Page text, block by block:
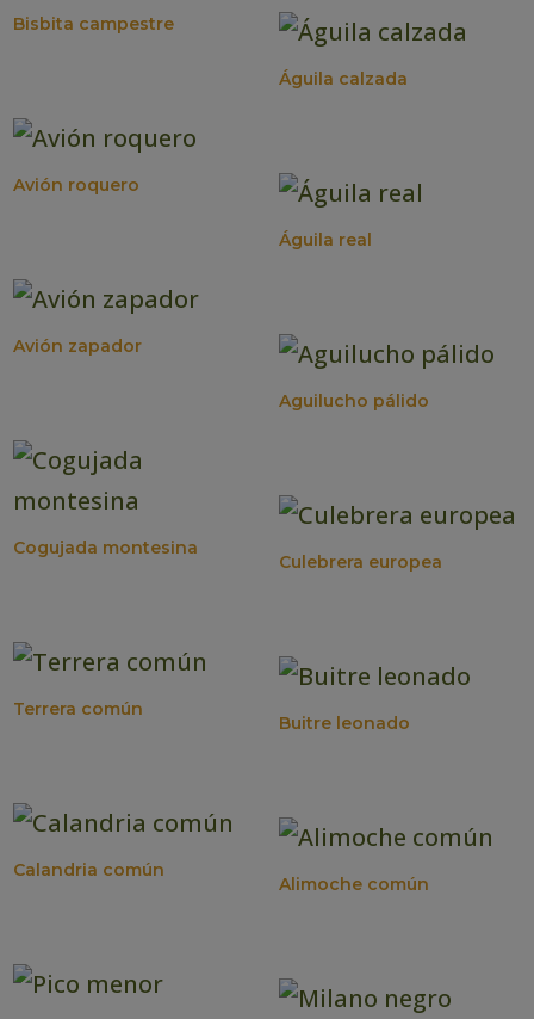
Bisbita campestre
Avión roquero
Avión zapador
Cogujada montesina
Terrera común
Calandria común
Águila calzada
Águila real
Aguilucho pálido
Culebrera europea
Buitre leonado
Alimoche común